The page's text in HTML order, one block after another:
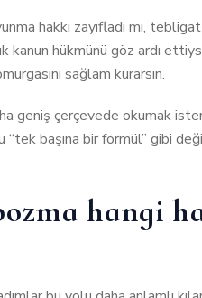
hakkı zayıfladı mı,
kanun hükmünü göz ardı
sağlam kurarsın.
geniş çerçevede okumak
“tek başına bir formül” gibi
hangi